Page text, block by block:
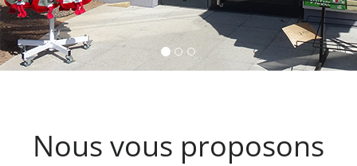
Nous vous proposons